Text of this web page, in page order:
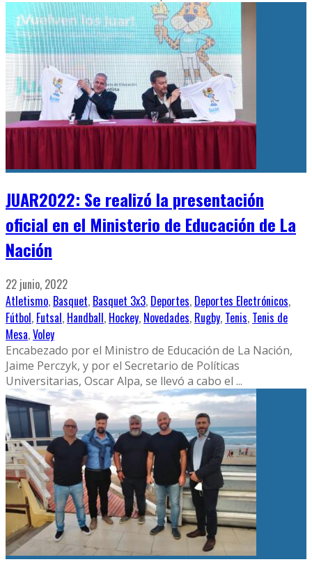
JUAR2022: Se realizó la presentación
oficial en el Ministerio de Educación de La
Nación
22 junio, 2022
Atletismo, Basquet, Basquet 3x3, Deportes, Deportes Electrónicos,
Fútbol, Futsal, Handball, Hockey, Novedades, Rugby, Tenis, Tenis de
Mesa,Voley
Encabezado por el Ministro de Educación de La Nación,
Jaime Perczyk, y por el Secretario de Políticas
Universitarias, Oscar Alpa, se llevó a cabo el ...